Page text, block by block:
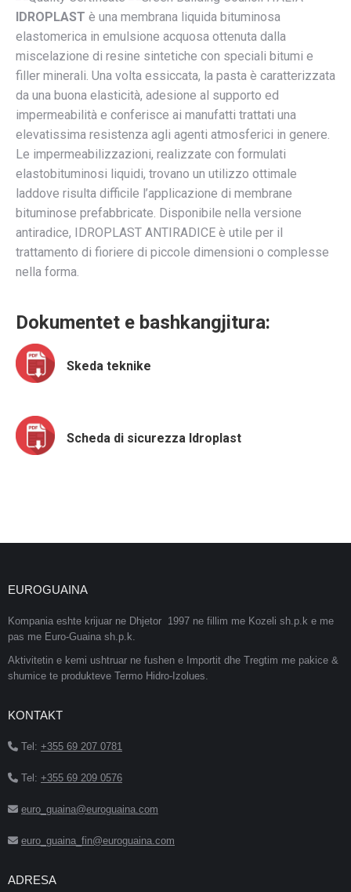
IDROPLAST è una membrana liquida bituminosa
elastomerica in emulsione acquosa ottenuta dalla
miscelazione di resine sintetiche con speciali bitumi e
filler minerali. Una volta essiccata, la pasta è caratterizzata
da una buona elasticità, adesione al supporto ed
impermeabilità e conferisce ai manufatti trattati una
elevatissima resistenza agli agenti atmosferici in genere.
Le impermeabilizzazioni, realizzate con formulati
elastobituminosi liquidi, trovano un utilizzo ottimale
laddove risulta difficile l’applicazione di membrane
bituminose prefabbricate. Disponibile nella versione
antiradice, IDROPLAST ANTIRADICE è utile per il
trattamento di fioriere di piccole dimensioni o complesse
nella forma.
Dokumentet e bashkangjitura:
Skeda teknike
Scheda di sicurezza Idroplast
EUROGUAINA
Kompania eshte krijuar ne Dhjetor 1997 ne fillim me Kozeli sh.p.k e me
pas me Euro-Guaina sh.p.k.
Aktivitetin e kemi ushtruar ne fushen e Importit dhe Tregtim me pakice &
shumice te produkteve Termo Hidro-Izolues.
KONTAKT
Tel: +355 69 207 0781
Tel: +355 69 209 0576
euro_guaina@euroguaina.com
euro_guaina_fin@euroguaina.com
ADRESA